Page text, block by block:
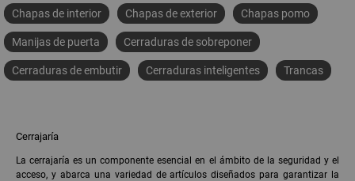
Chapas de interior Chapas de exterior Chapas pomo
Manijas de puerta Cerraduras de sobreponer
Cerraduras de embutir Cerraduras inteligentes Trancas
Cerrajaría
La cerrajaría es un componente esencial en el ámbito de la seguridad y el
acceso, y abarca una variedad de artículos diseñados para garantizar la